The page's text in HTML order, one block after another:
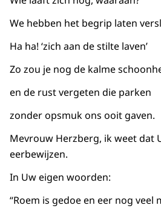
We hebben het begrip laten
Ha ha! ‘zich aan de stilte laven’
Zo zou je nog de kalme
en de rust vergeten die parken
zonder opsmuk ons ooit gaven.
Mevrouw Herzberg, ik weet dat
eerbewijzen.
In Uw eigen woorden:
“Roem is gedoe en eer nog veel